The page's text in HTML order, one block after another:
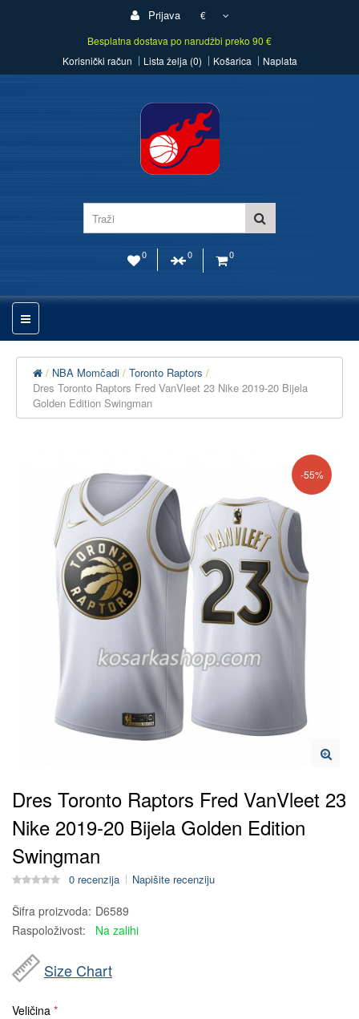
Prijava
€
Besplatna dostava po narudžbi preko 90 €
Korisnički račun
Lista želja (0) Košarica Naplata
0 0 0
NBA Momčadi
Toronto Raptors
Dres Toronto Raptors Fred VanVleet 23 Nike 2019-20 Bijela
Golden Edition Swingman
-55%
Dres Toronto Raptors Fred VanVleet 23
Nike 2019-20 Bijela Golden Edition
Swingman
0 recenzija Napišite recenziju
Šifra proizvoda: D6589
Raspoloživost:
Na zalihi
Size Chart
Veličina